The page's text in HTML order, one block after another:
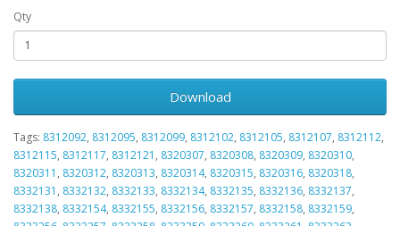
Qty
Download
Tags: 8312092, 8312095, 8312099, 8312102, 8312105, 8312107, 8312112,
8312115, 8312117, 8312121 , 8320307, 8320308, 8320309, 8320310,
8320311 , 8320312, 8320313, 8320314, 8320315, 8320316, 8320318,
8332131 , 8332132, 8332133, 8332134, 8332135, 8332136, 8332137,
8332138, 8332154, 8332155, 8332156, 8332157, 8332158, 8332159,